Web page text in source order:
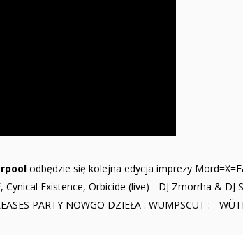
odbędzie się kolejna edycja imprezy
Existence, Orbicide (live) - DJ Zmorrha & DJ
PARTY NOWGO DZIEŁA : WUMPSCUT : -